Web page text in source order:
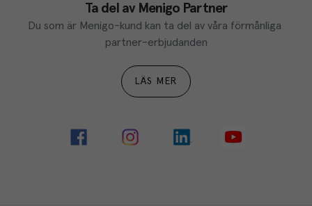
Ta del av Menigo Partner
Du som är Menigo-kund kan ta del av våra förmånliga
partner-erbjudanden
LÄS MER